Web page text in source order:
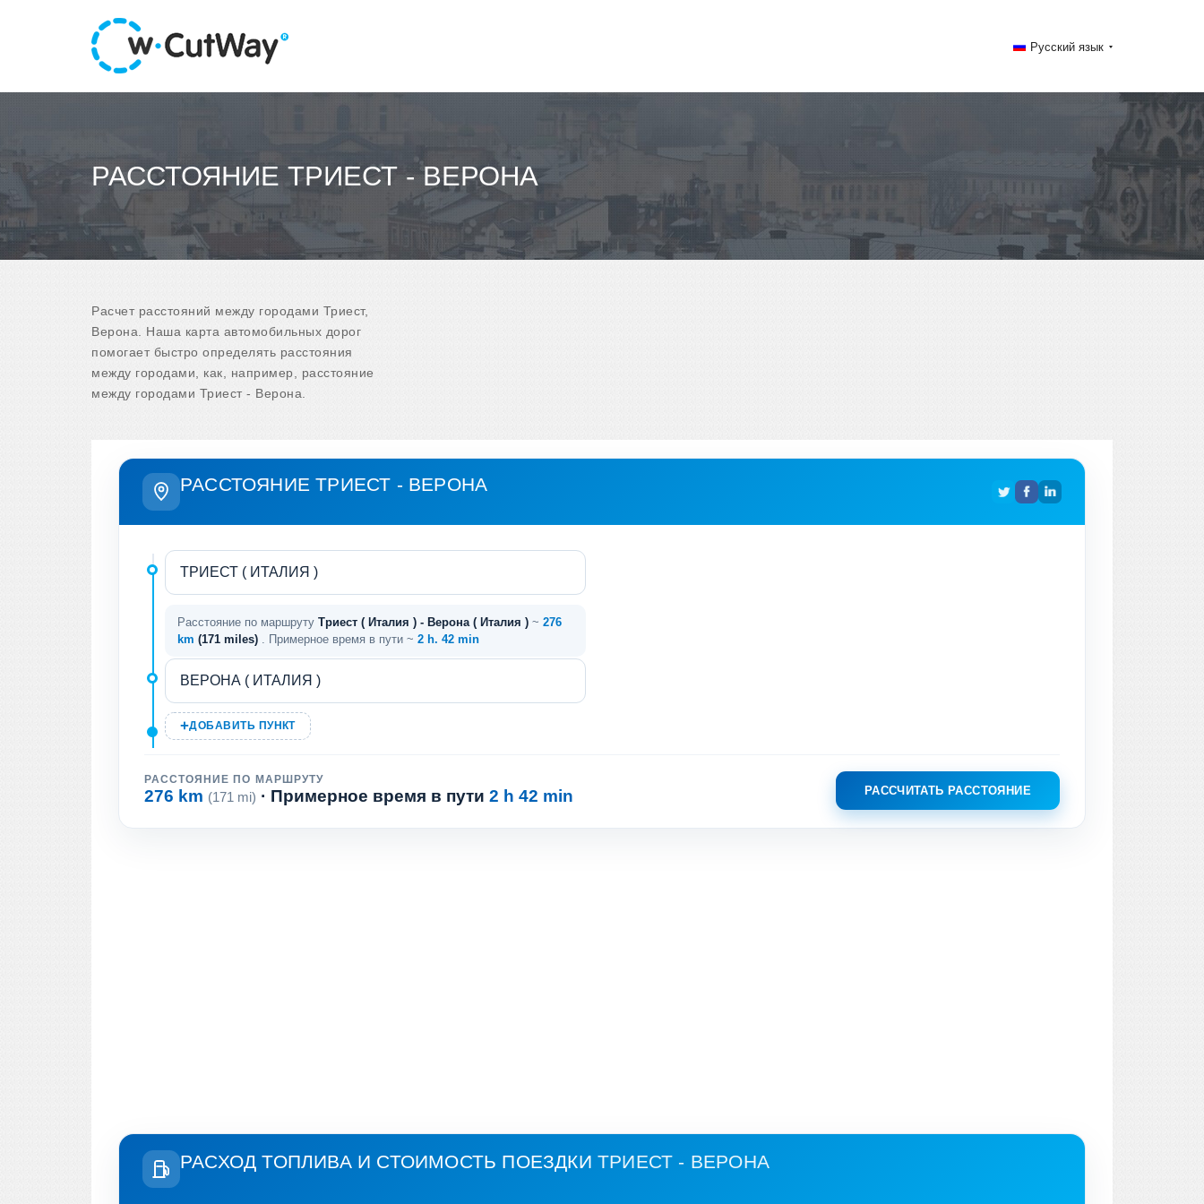
Русский язык
РАССТОЯНИЕ ТРИЕСТ - ВЕРОНА
Расчет расстояний между городами Триест,
Верона. Наша карта автомобильных дорог
помогает быстро определять расстояния
между городами, как, например, расстояние
между городами Триест - Верона.
РАССТОЯНИЕ ТРИЕСТ - ВЕРОНА
Расстояние по маршруту Триест ( Италия ) - Верона ( Италия ) ~ 276
km (171 miles) . Примерное время в пути ~ 2 h. 42 min
ДОБАВИТЬ ПУНКТ
РАССТОЯНИЕ ПО МАРШРУТУ
276 km (171 mi) · Примерное время в пути 2 h 42 min РАССЧИТАТЬ РАССТОЯНИЕ
РАСХОД ТОПЛИВА И СТОИМОСТЬ ПОЕЗДКИ ТРИЕСТ - ВЕРОНА